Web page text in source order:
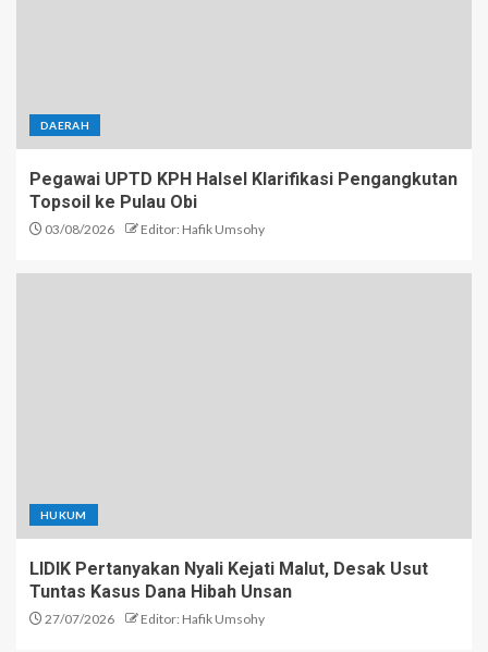
DAERAH
Pegawai UPTD KPH Halsel Klarifikasi Pengangkutan
Topsoil ke Pulau Obi
03/08/2026 Editor: Hafik Umsohy
HUKUM
LIDIK Pertanyakan Nyali Kejati Malut, Desak Usut
Tuntas Kasus Dana Hibah Unsan
27/07/2026 Editor: Hafik Umsohy